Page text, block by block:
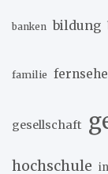
banken bildung
familie
gesellschaft
hochschule